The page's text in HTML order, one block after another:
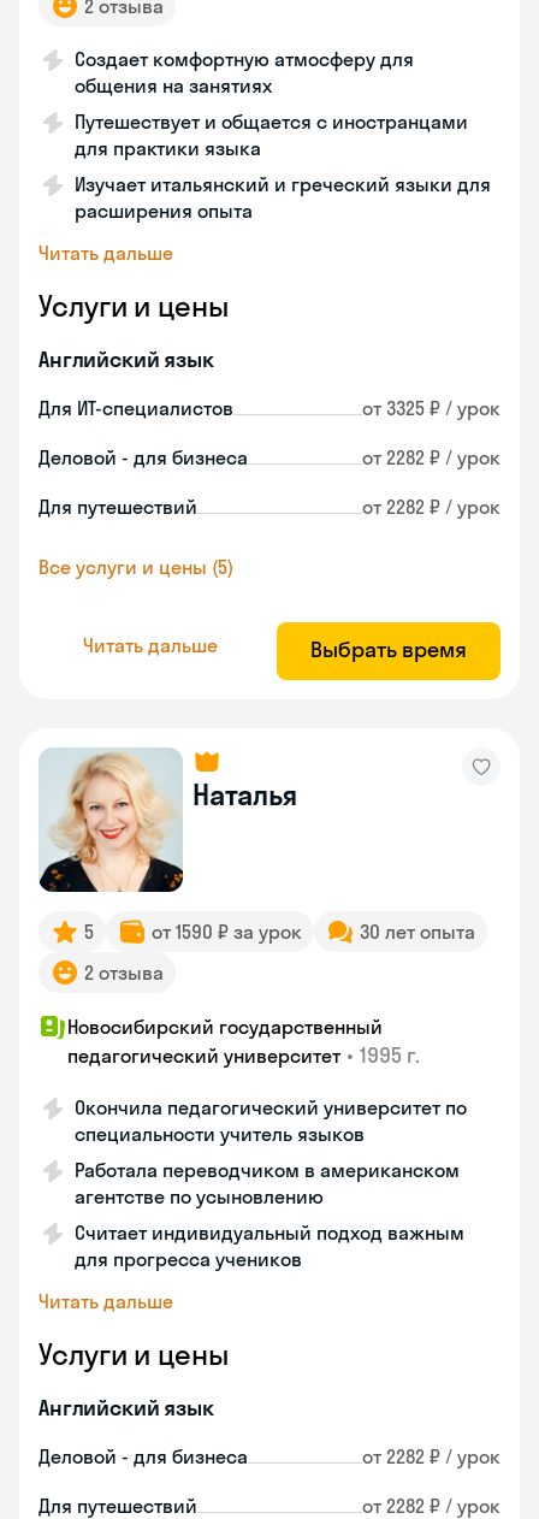
2 отзыва
Создает комфортную атмосферу для
общения на занятиях
Путешествует и общается с иностранцами
для практики языка
Изучает итальянский и греческий языки для
расширения опыта
Читать дальше
Услуги и цены
Английский язык
Для ИТ-специалистов от 3325 ₽ / урок
Деловой - для бизнеса от 2282 ₽ / урок
Для путешествий от 2282 ₽ / урок
Все услуги и цены (5)
Читать дальше Выбрать время
Наталья
5 от 1590 ₽ за урок
30 лет опыта
2 отзыва
Новосибирский государственный
педагогический университет • 1995 г.
Окончила педагогический университет по
специальности учитель языков
Работала переводчиком в американском
агентстве по усыновлению
Считает индивидуальный подход важным
для прогресса учеников
Читать дальше
Услуги и цены
Английский язык
Деловой - для бизнеса от 2282 ₽ / урок
Для путешествий от 2282 ₽ / урок